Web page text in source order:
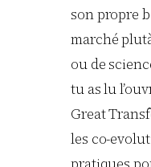
son propre
marché
ou de
tu as lu
Great
les co-